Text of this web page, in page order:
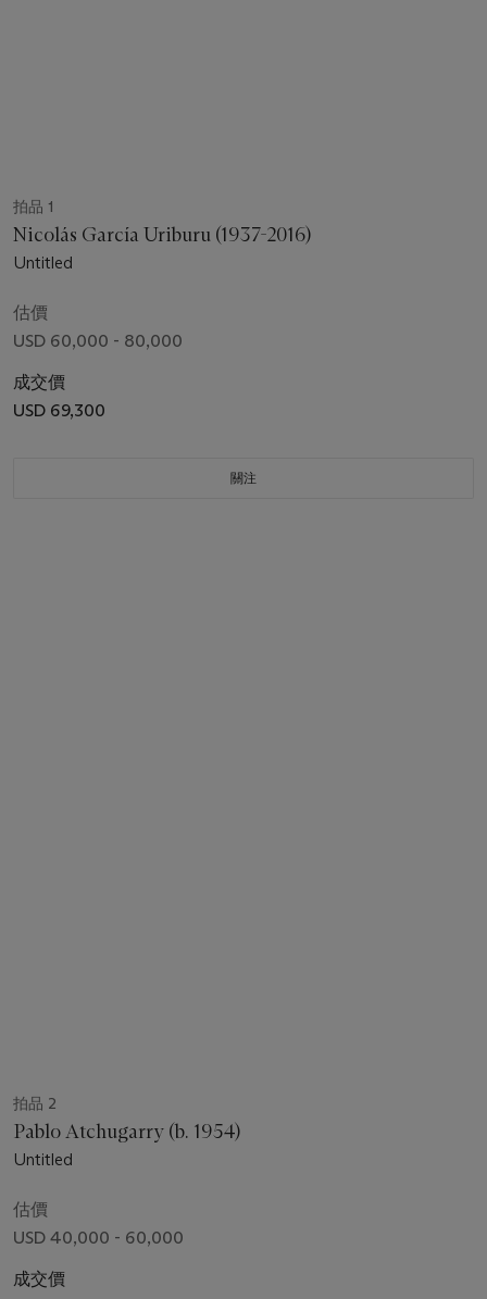
拍品 1
Nicolás García Uriburu (1937-2016)
Untitled
估價
USD 60,000 - 80,000
成交價
USD 69,300
關注
拍品 2
Pablo Atchugarry (b. 1954)
Untitled
估價
USD 40,000 - 60,000
成交價